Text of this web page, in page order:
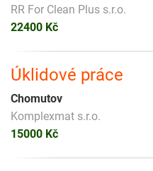
RR For Clean Plus s.r.o.
22400 Kč
Úklidové práce
Chomutov
Komplexmat s.r.o.
15000 Kč